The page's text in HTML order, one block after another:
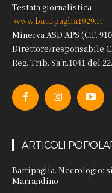
Testata giornalistica
www.battipaglia1929.it
Minerva ASD APS (C.F.
Direttore/responsabile
Reg. Trib. Sa n.1041 del
ARTICOLI
Battipaglia. Necrologio:
Marrandino